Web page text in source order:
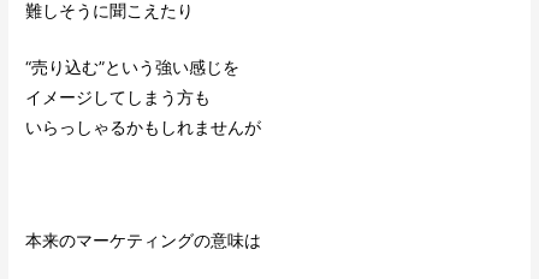
難しそうに聞こえたり
“売り込む”という強い感じを
イメージしてしまう方も
いらっしゃるかもしれませんが
本来のマーケティングの意味は